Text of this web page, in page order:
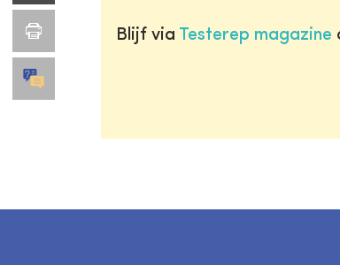
Blijf via Testerep magazine